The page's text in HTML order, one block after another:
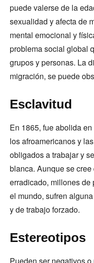
puede valerse de la
sexualidad y afecta de
mental emocional y
problema social global
grupos y personas. La
migración, se puede
Esclavitud
En 1865, fue abolida
los afroamericanos y
obligados a trabajar y
blanca. Aunque se
erradicado, millones
el mundo, sufren
y de trabajo forzado.
Estereotipos